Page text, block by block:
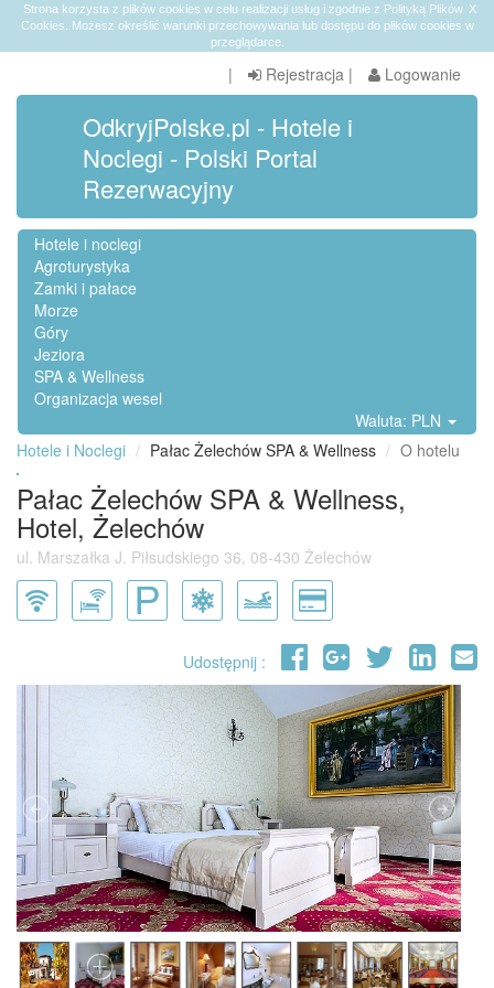
X
Strona korzysta z plików cookies w celu realizacji usług i zgodnie z Polityką Plików
Cookies . Możesz określić warunki przechowywania lub dostępu do plików cookies w
przeglądarce.
| Rejestracja | Logowanie
OdkryjPolske.pl - Hotele i
Noclegi - Polski Portal
Rezerwacyjny
Hotele i noclegi
Agroturystyka
Zamki i pałace
Morze
Góry
Jeziora
SPA & Wellness
Organizacja wesel
Waluta: PLN
Hotele i Noclegi
Pałac Żelechów SPA & Wellness O hotelu
Pałac Żelechów SPA & Wellness,
Hotel, Żelechów
ul. Marszałka J. Piłsudskiego 36, 08-430 Żelechów
Udostępnij :